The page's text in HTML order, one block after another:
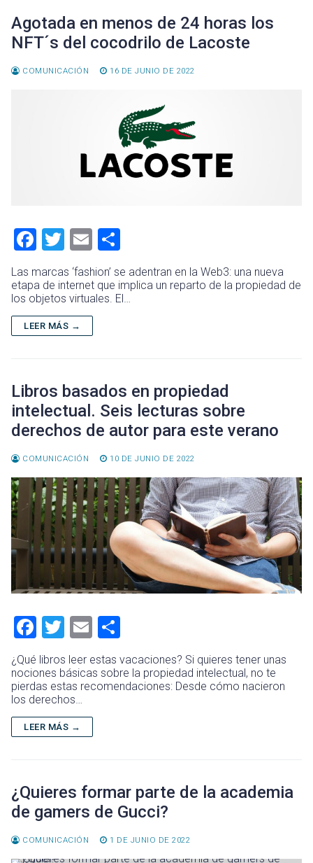
Agotada en menos de 24 horas los
NFT´s del cocodrilo de Lacoste
COMUNICACIÓN 16 DE JUNIO DE 2022
F
ce
b
o
T
wi
tt
er
E
m
ai
l
m
p
Las marcas ‘fashion’ se adentran en la Web3: una nueva
etapa de internet que implica un reparto de la propiedad de
los objetos virtuales. El…
LEER MÁS →
Libros basados en propiedad
intelectual. Seis lecturas sobre
derechos de autor para este verano
COMUNICACIÓN 10 DE JUNIO DE 2022
F
a
ce
b
o
ok
T
wi
tt
er
E
m
ai
l
m
p
¿Qué libros leer estas vacaciones? Si quieres tener unas
nociones básicas sobre la propiedad intelectual, no te
pierdas estas recomendaciones: Desde cómo nacieron
los derechos…
LEER MÁS →
¿Quieres formar parte de la academia
de gamers de Gucci?
COMUNICACIÓN 1 DE JUNIO DE 2022